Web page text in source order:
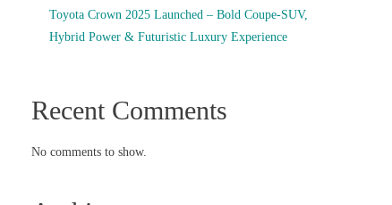
Toyota Crown 2025 Launched – Bold Coupe-SUV,
Hybrid Power & Futuristic Luxury Experience
Recent Comments
No comments to show.